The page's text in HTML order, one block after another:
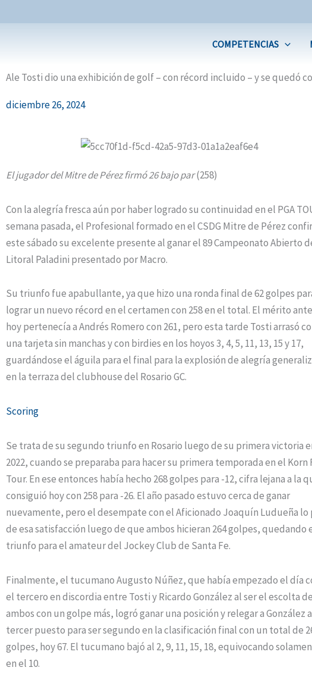
al
COMPETENCIAS
Ale Tosti dio una exhibición de golf – con récord incluido – y se quedó
diciembre 26, 2024
El jugador del Mitre de Pérez firmó 26 bajo par(258)
Con la alegría fresca aún por haber logrado su continuidad en el PGA
semana pasada, el Profesional formado en el CSDG Mitre de Pérez
este sábado su excelente presente al ganar el 89 Campeonato Abierto
Litoral Paladini presentado por Macro.
Su triunfo fue apabullante, ya que hizo una ronda final de 62 golpes
lograr un nuevo récord en el certamen con 258 en el total. El mérito
hoy pertenecía a Andrés Romero con 261, pero esta tarde Tosti arrasó
una tarjeta sin manchas y con birdies en los hoyos 3, 4, 5, 11, 13, 15 y 17,
guardándose el águila para el final para la explosión de alegría
en la terraza del clubhouse del Rosario GC.
Scoring
Se trata de su segundo triunfo en Rosario luego de su primera victoria
2022, cuando se preparaba para hacer su primera temporada en el Korn
Tour. En ese entonces había hecho 268 golpes para -12, cifra lejana a la
consiguió hoy con 258 para -26. El año pasado estuvo cerca de ganar
nuevamente, pero el desempate con el Aficionado Joaquín Ludueña lo
de esa satisfacción luego de que ambos hicieran 264 golpes, quedando
triunfo para el amateur del Jockey Club de Santa Fe.
Finalmente, el tucumano Augusto Núñez, que había empezado el día
el tercero en discordia entre Tosti y Ricardo González al ser el escolta de
ambos con un golpe más, logró ganar una posición y relegar a González
tercer puesto para ser segundo en la clasificación final con un total de
golpes, hoy 67. El tucumano bajó al 2, 9, 11, 15, 18, equivocando
en el 10.